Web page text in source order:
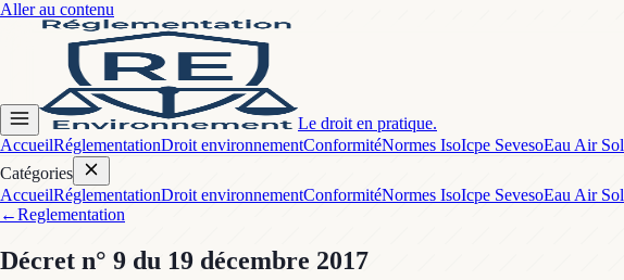
Aller au contenu
Le droit en pratique.
AccueilRéglementationDroit environnementConformitéNormes IsoIcpe SevesoEau Air Sol
Catégories
AccueilRéglementationDroit environnementConformitéNormes IsoIcpe SevesoEau Air Sol
←Reglementation
Décret n° 9 du 19 décembre 2017